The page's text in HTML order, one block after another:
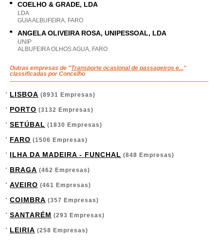
COELHO & GRADE, LDA
LDA
GUIA ALBUFEIRA, FARO
ANGELA OLIVEIRA ROSA, UNIPESSOAL, LDA
UNIP
ALBUFEIRA OLHOS AGUA, FARO
Outras empresas de "Transporte ocasional de passageiros e..."
classificadas por Concelho
LISBOA (8931 Empresas)
PORTO (3132 Empresas)
SETÚBAL (1830 Empresas)
FARO (1506 Empresas)
ILHA DA MADEIRA - FUNCHAL (848 Empresas)
BRAGA (462 Empresas)
AVEIRO (461 Empresas)
COIMBRA (357 Empresas)
SANTARÉM (293 Empresas)
LEIRIA (258 Empresas)